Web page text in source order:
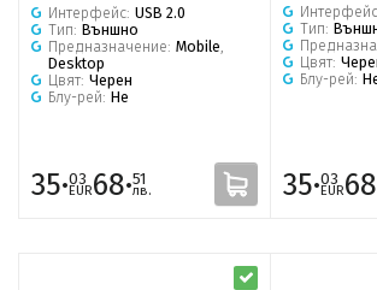
Интерфейс: USB 2.0
Тип: Външно
Предназначение: Mobile
Desktop
Цвят: Черен
Блу-рей: Не
35·03
EUR68·51
лв.
Тип:
Цвят:
Блу-рей:
35·03
EUR